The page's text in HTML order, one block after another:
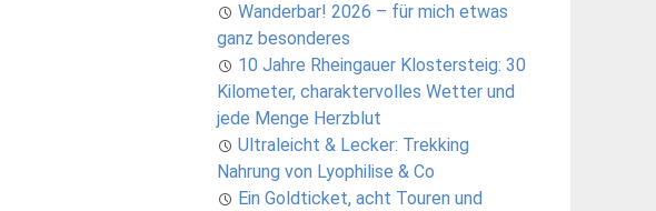
Wanderbar! 2026 – für mich etwas
ganz besonderes
10 Jahre Rheingauer Klostersteig: 30
Kilometer, charaktervolles Wetter und
jede Menge Herzblut
Ultraleicht & Lecker: Trekking
Nahrung von Lyophilise & Co
Ein Goldticket, acht Touren und